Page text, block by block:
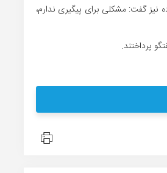
نیز گفت: مشکلی برای پیگیری ندارم،
پرداختند.